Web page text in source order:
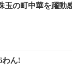
の町中華を躍動
わん!